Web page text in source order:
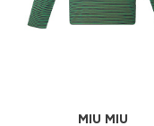
MIU MIU